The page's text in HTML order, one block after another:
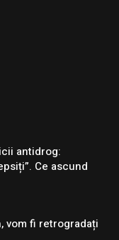
antidrog:
Ce ascund
vom fi retrogradați